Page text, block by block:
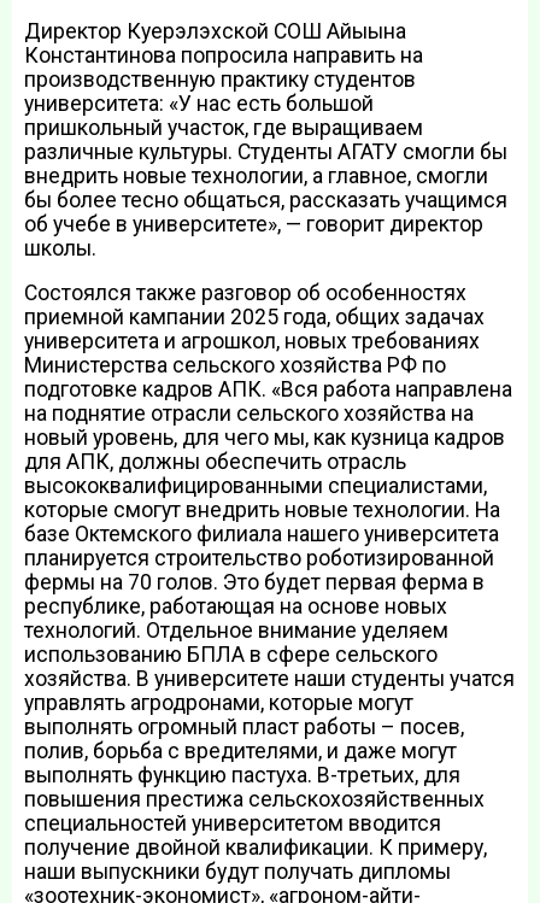
Директор Куерэлэхской СОШ Айыына
Константинова попросила направить на
производственную практику студентов
университета: «У нас есть большой
пришкольный участок, где выращиваем
различные культуры. Студенты АГАТУ смогли бы
внедрить новые технологии, а главное, смогли
бы более тесно общаться, рассказать учащимся
об учебе в университете», — говорит директор
школы.
Состоялся также разговор об особенностях
приемной кампании 2025 года, общих задачах
университета и агрошкол, новых требованиях
Министерства сельского хозяйства РФ по
подготовке кадров АПК. «Вся работа направлена
на поднятие отрасли сельского хозяйства на
новый уровень, для чего мы, как кузница кадров
для АПК, должны обеспечить отрасль
высококвалифицированными специалистами,
которые смогут внедрить новые технологии. На
базе Октемского филиала нашего университета
планируется строительство роботизированной
фермы на 70 голов. Это будет первая ферма в
республике, работающая на основе новых
технологий. Отдельное внимание уделяем
использованию БПЛА в сфере сельского
хозяйства. В университете наши студенты учатся
управлять агродронами, которые могут
выполнять огромный пласт работы – посев,
полив, борьба с вредителями, и даже могут
выполнять функцию пастуха. В-третьих, для
повышения престижа сельскохозяйственных
специальностей университетом вводится
получение двойной квалификации. К примеру,
наши выпускники будут получать дипломы
«зоотехник-экономист», «агроном-айти-